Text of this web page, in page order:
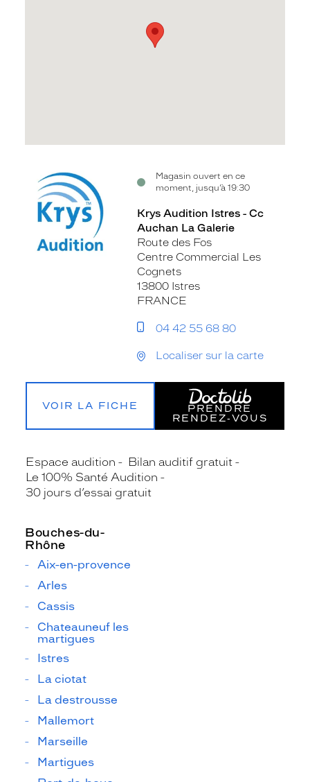
Magasin ouvert en ce
moment, jusqu’à 19:30
Voir
fiche
Krys Audition Istres - Cc
Auchan La Galerie
Route des Fos
Centre Commercial Les
Cognets
13800 Istres
FRANCE
04 42 55 68 80
Localiser sur la carte
VOIR LA FICHE
PRENDRE
RENDEZ‑VOUS
Espace audition
Bilan auditif gratuit
Le 100% Santé Audition
30 jours d’essai gratuit
Bouches-du-
Rhône
Aix-en-provence
Arles
Cassis
Chateauneuf les
martigues
Istres
La ciotat
La destrousse
Mallemort
Marseille
Martigues